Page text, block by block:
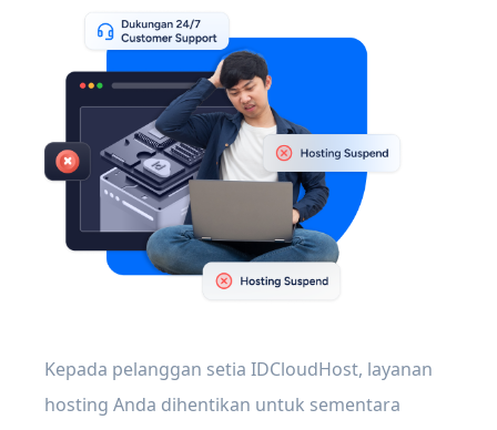
Kepada pelanggan setia IDCloudHost, layanan
hosting Anda dihentikan untuk sementara